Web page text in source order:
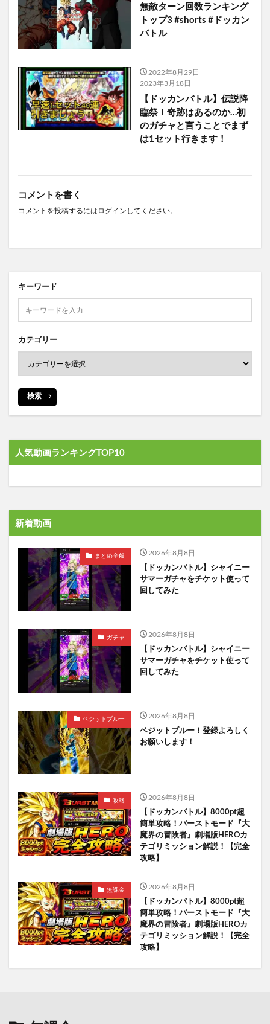
無敵ターン回数ランキング
トップ3 #shorts #ドッカン
バトル
2022年8月29日
2023年3月18日
【ドッカンバトル】伝説降
臨祭！奇跡はあるのか…初
のガチャと言うことでまず
は1セット行きます！
コメントを書く
コメントを投稿するには ログイン してください。
キーワード
カテゴリー
検索
人気動画ランキングTOP10
新着動画
まとめ全般 2026年8月8日
【ドッカンバトル】シャイニー
サマーガチャをチケット使って
回してみた
ガチャ 2026年8月8日
【ドッカンバトル】シャイニー
サマーガチャをチケット使って
回してみた
ベジットブルー 2026年8月8日
ベジットブルー！登録よろしく
お願いします！
攻略 2026年8月8日
【ドッカンバトル】8000pt超
簡単攻略！バーストモード『大
魔界の冒険者』劇場版HEROカ
テゴリミッション解説！【完全
攻略】
無課金 2026年8月8日
【ドッカンバトル】8000pt超
簡単攻略！バーストモード『大
魔界の冒険者』劇場版HEROカ
テゴリミッション解説！【完全
攻略】